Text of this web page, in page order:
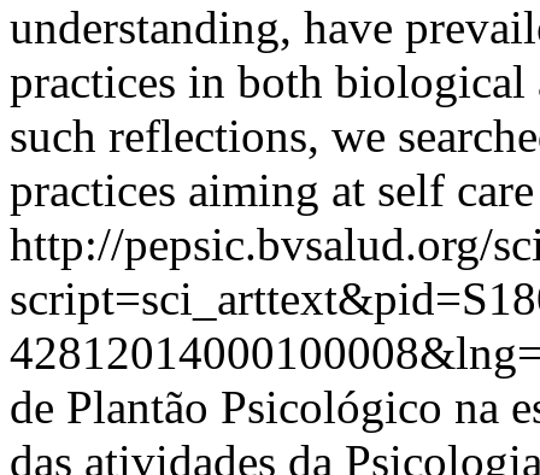
understanding, have
practices in both biological
such reflections, we
practices aiming at self
http://pepsic.bvsalud.org/
de Plantão Psicológico na
das atividades da